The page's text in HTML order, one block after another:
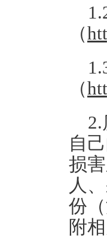
（
（
自
损
人
份
附